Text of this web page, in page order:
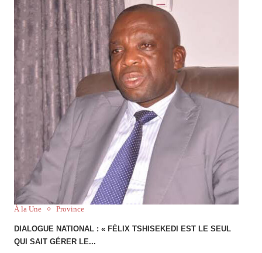
À la Une Province
DIALOGUE NATIONAL : « FÉLIX TSHISEKEDI EST LE SEUL
QUI SAIT GÉRER LE...